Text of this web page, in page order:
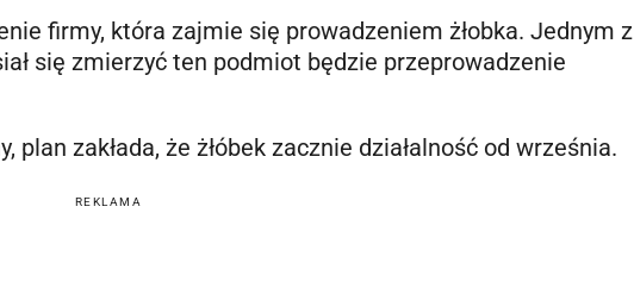
firmy, która zajmie się prowadzeniem żłobka. Jednym z
się zmierzyć ten podmiot będzie przeprowadzenie
plan zakłada, że żłóbek zacznie działalność od września.
REKLAMA